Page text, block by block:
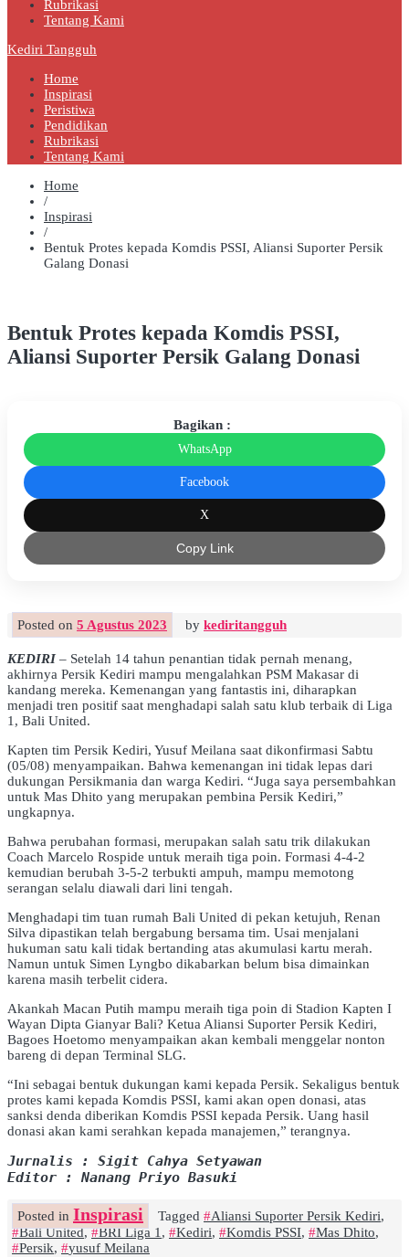
Rubrikasi
Tentang Kami
Kediri Tangguh
Home
Inspirasi
Peristiwa
Pendidikan
Rubrikasi
Tentang Kami
Home
/
Inspirasi
/
Bentuk Protes kepada Komdis PSSI, Aliansi Suporter Persik
Galang Donasi
Bentuk Protes kepada Komdis PSSI,
Aliansi Suporter Persik Galang Donasi
Bagikan :
WhatsApp
Facebook
X
Copy Link
Posted on 5 Agustus 2023 by kediritangguh
KEDIRI– Setelah 14 tahun penantian tidak pernah menang,
akhirnya Persik Kediri mampu mengalahkan PSM Makasar di
kandang mereka. Kemenangan yang fantastis ini, diharapkan
menjadi tren positif saat menghadapi salah satu klub terbaik di Liga
1, Bali United.
Kapten tim Persik Kediri, Yusuf Meilana saat dikonfirmasi Sabtu
(05/08) menyampaikan. Bahwa kemenangan ini tidak lepas dari
dukungan Persikmania dan warga Kediri. “Juga saya persembahkan
untuk Mas Dhito yang merupakan pembina Persik Kediri,”
ungkapnya.
Bahwa perubahan formasi, merupakan salah satu trik dilakukan
Coach Marcelo Rospide untuk meraih tiga poin. Formasi 4-4-2
kemudian berubah 3-5-2 terbukti ampuh, mampu memotong
serangan selalu diawali dari lini tengah.
Menghadapi tim tuan rumah Bali United di pekan ketujuh, Renan
Silva dipastikan telah bergabung bersama tim. Usai menjalani
hukuman satu kali tidak bertanding atas akumulasi kartu merah.
Namun untuk Simen Lyngbo dikabarkan belum bisa dimainkan
karena masih terbelit cidera.
Akankah Macan Putih mampu meraih tiga poin di Stadion Kapten I
Wayan Dipta Gianyar Bali? Ketua Aliansi Suporter Persik Kediri,
Bagoes Hoetomo menyampaikan akan kembali menggelar nonton
bareng di depan Terminal SLG.
“Ini sebagai bentuk dukungan kami kepada Persik. Sekaligus bentuk
protes kami kepada Komdis PSSI, kami akan open donasi, atas
sanksi denda diberikan Komdis PSSI kepada Persik. Uang hasil
donasi akan kami serahkan kepada manajemen,” terangnya.
Jurnalis : Sigit Cahya Setyawan
Editor : Nanang Priyo Basuki
Posted in Inspirasi Tagged Aliansi Suporter Persik Kediri,
Bali United, BRI Liga 1, Kediri, Komdis PSSI, Mas Dhito,
Persik, yusuf Meilana